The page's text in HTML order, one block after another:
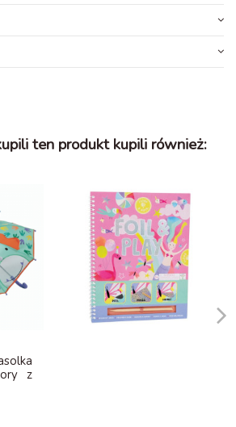
ten produkt kupili również:
z